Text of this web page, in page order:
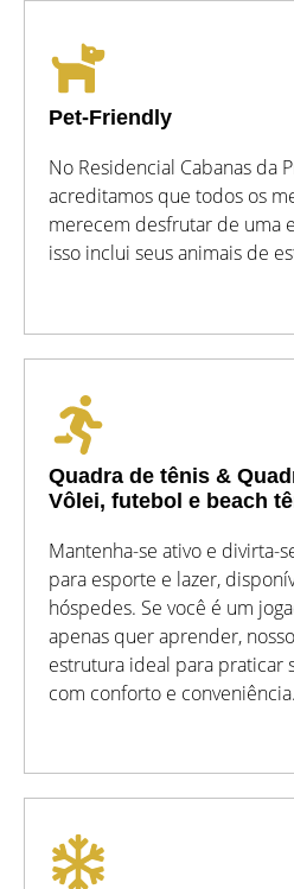
Pet-Friendly
No Residencial Cabanas da
acreditamos que todos os
merecem desfrutar de uma
isso inclui seus animais de
Quadra de tênis &
Vôlei, futebol e beach
Mantenha-se ativo e divirta-
para esporte e lazer,
hóspedes. Se você é um
apenas quer aprender,
estrutura ideal para praticar
com conforto e conveniência.